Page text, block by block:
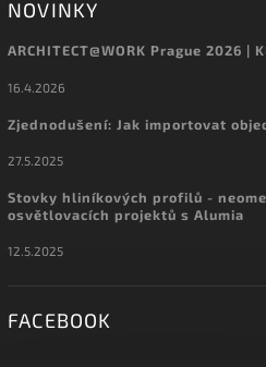
NOVINKY
ARCHITECT@WORK Prague 2026 |
16.4.2026
Zjednodušení: Jak importovat
27.5.2025
Stovky hliníkových profilů -
osvětlovacích projektů s Alumia
12.5.2025
FACEBOOK